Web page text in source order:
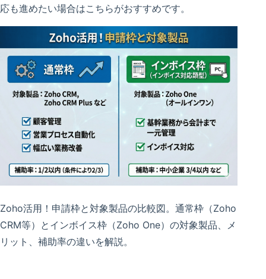
応も進めたい場合はこちらがおすすめです。
Zoho活用！申請枠と対象製品の比較図。通常枠（Zoho
CRM等）とインボイス枠（Zoho One）の対象製品、メ
リット、補助率の違いを解説。